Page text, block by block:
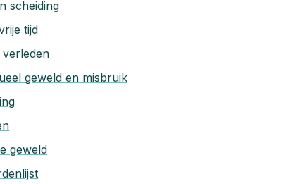
scheiding
tijd
verleden
geweld en misbruik
geweld